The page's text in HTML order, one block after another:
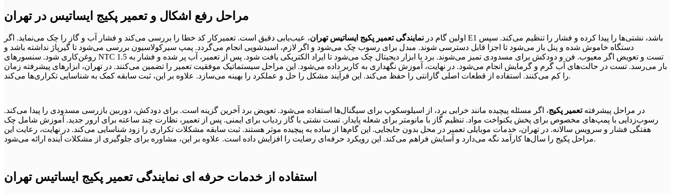
مراحل رفع اشکال و تعمیر پکیج ایساتیس در تهران
اولین گام در نمایندگی تعمیر پکیج ایساتیس تهران، عیب‌یابی دقیق است. تعمیرکار کد خطا را بررسی می‌کند و فشار آب و گاز را چک می‌نماید. اگر E1 باشد، نشتی‌ها را پیدا کرده و فشار را تنظیم می‌کند. سپس
دستگاه خاموش شده و پنل باز می‌شود تا اجزا قابل دسترسی شوند. مبدل برای رسوب چک می‌شود و اگر لازم، اسیدشویی انجام می‌گردد. پمپ سیرکولاسیون بررسی می‌شود تا گیرپاژ نداشته باشد و
روغن‌کاری شود. سنسورهای NTC تست و تعویض اگر معیوب. فن و دودکش برای مسدودی تمیز می‌شوند. برد با ابزار دیجیتال چک می‌شود تا ایراد الکتریکی یافت شود. پس از تعمیر، آب پر شده و فشار به 1.5
بار می‌رسد. تست در حالت‌های آب گرم و گرمایش انجام می‌شود. در نهایت، آموزش نگهداری به کاربر داده می‌شود. این مراحل سیستماتیک موفقیت تعمیر را تضمین می‌کنند. در تهران، ابزارهای پیشرفته زمان
را کم می‌کنند. استفاده از قطعات اصلی گارانتی را حفظ می‌کند. این فرآیند مشکل را حل و عملکرد را بهینه می‌سازد. علاوه بر این، ثبت سابقه کمک به شناسایی تکراری‌ها می‌کند.
در مراحل پیشرفتهتعمیر پکیج، اگر مسئله پیچیده مانند خرابی برد، از اسیلوسکوپ برای سیگنال‌ها استفاده می‌شود. تعویض برد آخرین گزینه است. برای دودکش، دوربین بازرسی مسدودی را پیدا می‌کند.
رسوب‌زدایی با پمپ‌های مخصوص برای پخش یکنواخت مواد. تنظیم گاز با مانومتر برای شعله پایدار. تست نشتی با گاز ردیاب برای ایمنی. پس از تعمیر، نظارت چند ساعته برای ارور جدید. آموزش شامل چک
هفتگی فشار و سرویس سالانه. در تهران، خدمات موبایلی تعمیر در محل بدون جابجایی. این گام‌ها از ساده به پیچیده موثر هستند. ثبت سابقه مشکلات تکراری را زود شناسایی می‌کند. در نهایت، رعایت این
مراحل پکیج را سال‌ها کارآمد نگه می‌دارد و آسایش فراهم می‌کند. این رویکرد حرفه‌ای رضایت را افزایش داده است. علاوه بر این، مشاوره برای جلوگیری از مشکلات آینده ارائه می‌شود.
استفاده از خدمات حرفه ای نمایندگی تعمیر پکیج ایساتیس تهران